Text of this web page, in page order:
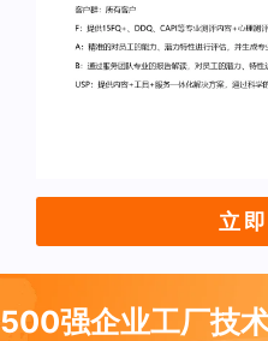
立
500强企业工厂技